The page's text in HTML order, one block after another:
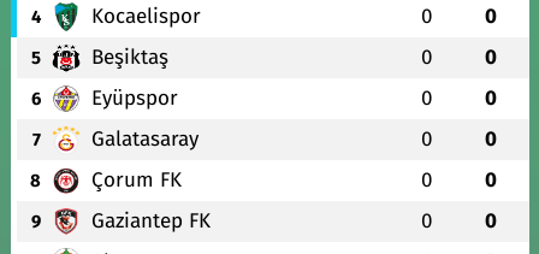
4 Kocaelispor 0 0
5 Beşiktaş 0 0
6 Eyüpspor 0 0
7 Galatasaray 0 0
8 Çorum FK 0 0
9 Gaziantep FK 0 0